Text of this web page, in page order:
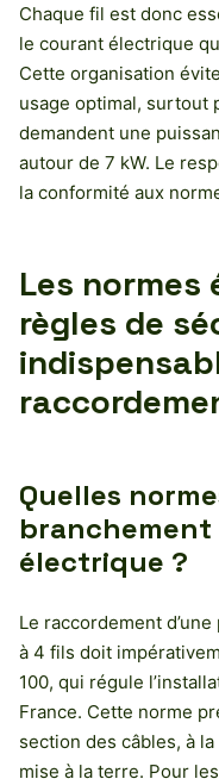
Chaque fil est donc
le courant électrique
Cette organisation
usage optimal, surtout
demandent une
autour de 7 kW. Le
la conformité aux
Les
règles de
Quelles
branchement
électrique ?
Le raccordement
à 4 fils doit
100, qui régule
France. Cette norme
section des câbles, à
mise à la terre. Pour